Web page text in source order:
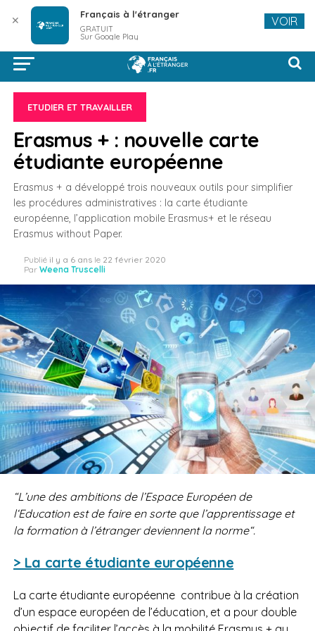
ETUDIER ET TRAVAILLER
Erasmus + : nouvelle carte
étudiante européenne
Erasmus + a développé trois nouveaux outils pour simplifier
les procédures administratives : la carte étudiante
européenne, l’application mobile Erasmus+ et le réseau
Erasmus without Paper.
Publié il y a 6 ans le 22 février 2020
Par Weena Truscelli
“L’une des ambitions de l’Espace Européen de
l‘Education est de faire en sorte que l’apprentissage et
la formation à l’étranger deviennent la norme“.
> La carte étudiante européenne
La carte étudiante européenne contribue à la création
d’un espace européen de l’éducation, et a pour double
✕ Français à l'étranger
GRATUIT
Sur Google Play
VOIR